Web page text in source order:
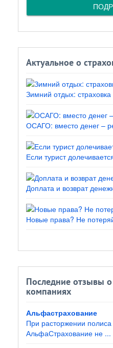
Актуальное о
Зимний отдых: страховка
ОСАГО: вместо денег –
Если турист
Доплата и возврат
Новые права? Не
Последние отзывы
компаниях
Альфастрахование
При расторжении
АльфаСтрахование не ...